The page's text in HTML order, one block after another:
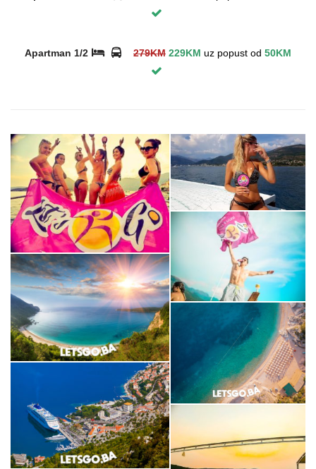
Apartman 1/2 279KM 229KM uz popust od 50KM